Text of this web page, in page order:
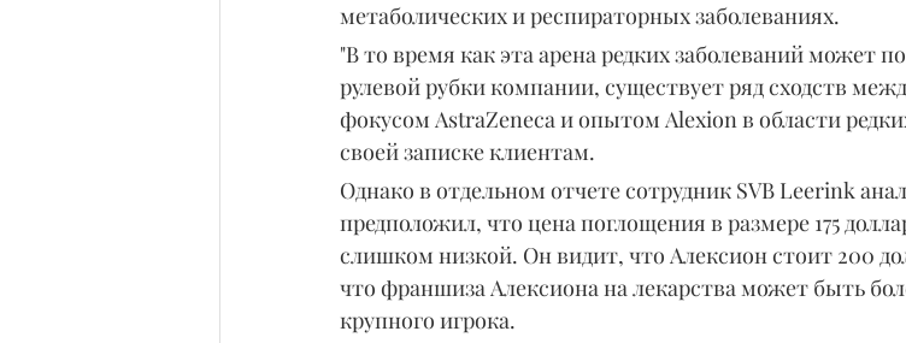
метаболических и респираторных заболеваниях.
"В то время как эта арена редких заболеваний может
рулевой рубки компании, существует ряд сходств
фокусом AstraZeneca и опытом Alexion в области
своей записке клиентам.
Однако в отдельном отчете сотрудник SVB Leerink
предположил, что цена поглощения в размере 175
слишком низкой. Он видит, что Алексион стоит 200
что франшиза Алексиона на лекарства может быть
крупного игрока.